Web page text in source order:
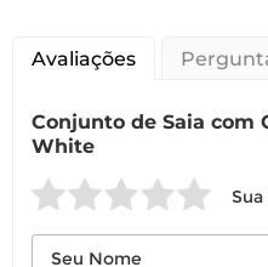
Avaliações
Conjunto de Saia com
White